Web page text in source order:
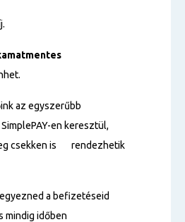
az egyszerűbb
en keresztül,
csekken is rendezhetik
a befizetéseid
mindig időben